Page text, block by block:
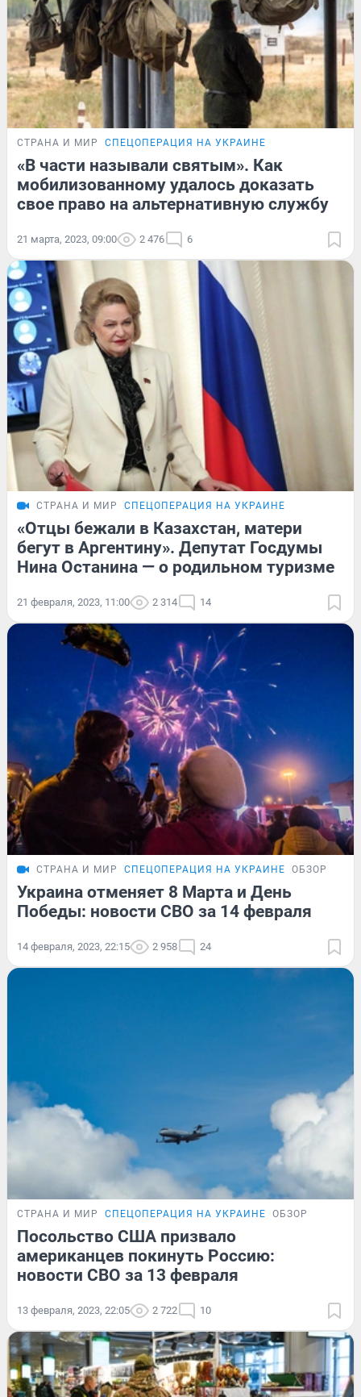
СТРАНА И МИР СПЕЦОПЕРАЦИЯ НА УКРАИНЕ
«В части называли святым». Как
мобилизованному удалось доказать
свое право на альтернативную службу
21 марта, 2023, 09:00 2 476 6
СТРАНА И МИР СПЕЦОПЕРАЦИЯ НА УКРАИНЕ
«Отцы бежали в Казахстан, матери
бегут в Аргентину». Депутат Госдумы
Нина Останина — о родильном туризме
21 февраля, 2023, 11:00 2 314 14
СТРАНА И МИР СПЕЦОПЕРАЦИЯ НА УКРАИНЕ ОБЗОР
Украина отменяет 8 Марта и День
Победы: новости СВО за 14 февраля
14 февраля, 2023, 22:15 2 958 24
СТРАНА И МИР СПЕЦОПЕРАЦИЯ НА УКРАИНЕ ОБЗОР
Посольство США призвало
американцев покинуть Россию:
новости СВО за 13 февраля
13 февраля, 2023, 22:05 2 722 10